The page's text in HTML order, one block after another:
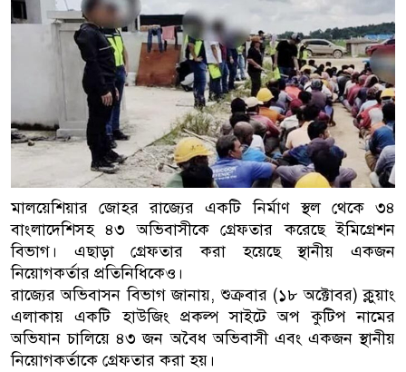
মালয়েশিয়া বিমানবন্দরে ভুয়া ভিসায়
বাংলাদেশিরা
মালয়েশিয়ায় নথি জালিয়াতির
কুয়ালালামপুরে বিশেষ অভিযানে
আটক
ফেব্রুয়ারিতে নির্বাচন হবে বলে মনে
ইসলাম
মালয়েশিয়ায় ড. মুহাম্মদ ইউনূসকে লাল
মালয়েশিয়ার জোহর রাজ্যের একটি নির্মাণ স্থল থেকে ৩৪
বাংলাদেশিসহ ৪৩ অভিবাসীকে গ্রেফতার করেছে ইমিগ্রেশন
বিভাগ। এছাড়া গ্রেফতার করা হয়েছে স্থানীয় একজন
নিয়োগকর্তার প্রতিনিধিকেও।
রাজ্যের অভিবাসন বিভাগ জানায়, শুক্রবার (১৮ অক্টোবর) ক্লুয়াং
এলাকায় একটি হাউজিং প্রকল্প সাইটে অপ কুটিপ নামের
অভিযান চালিয়ে ৪৩ জন অবৈধ অভিবাসী এবং একজন স্থানীয়
নিয়োগকর্তাকে গ্রেফতার করা হয়।